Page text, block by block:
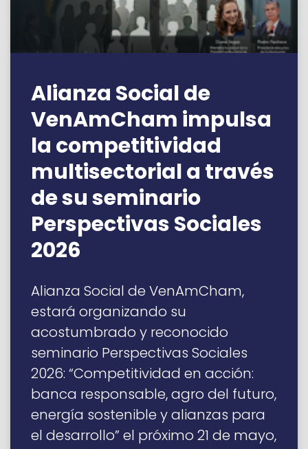
Alianza Social de
VenAmCham impulsa
la competitividad
multisectorial a través
de su seminario
Perspectivas Sociales
2026
Alianza Social de VenAmCham,
estará organizando su
acostumbrado y reconocido
seminario Perspectivas Sociales
2026: “Competitividad en acción:
banca responsable, agro del futuro,
energía sostenible y alianzas para
el desarrollo” el próximo 21 de mayo,